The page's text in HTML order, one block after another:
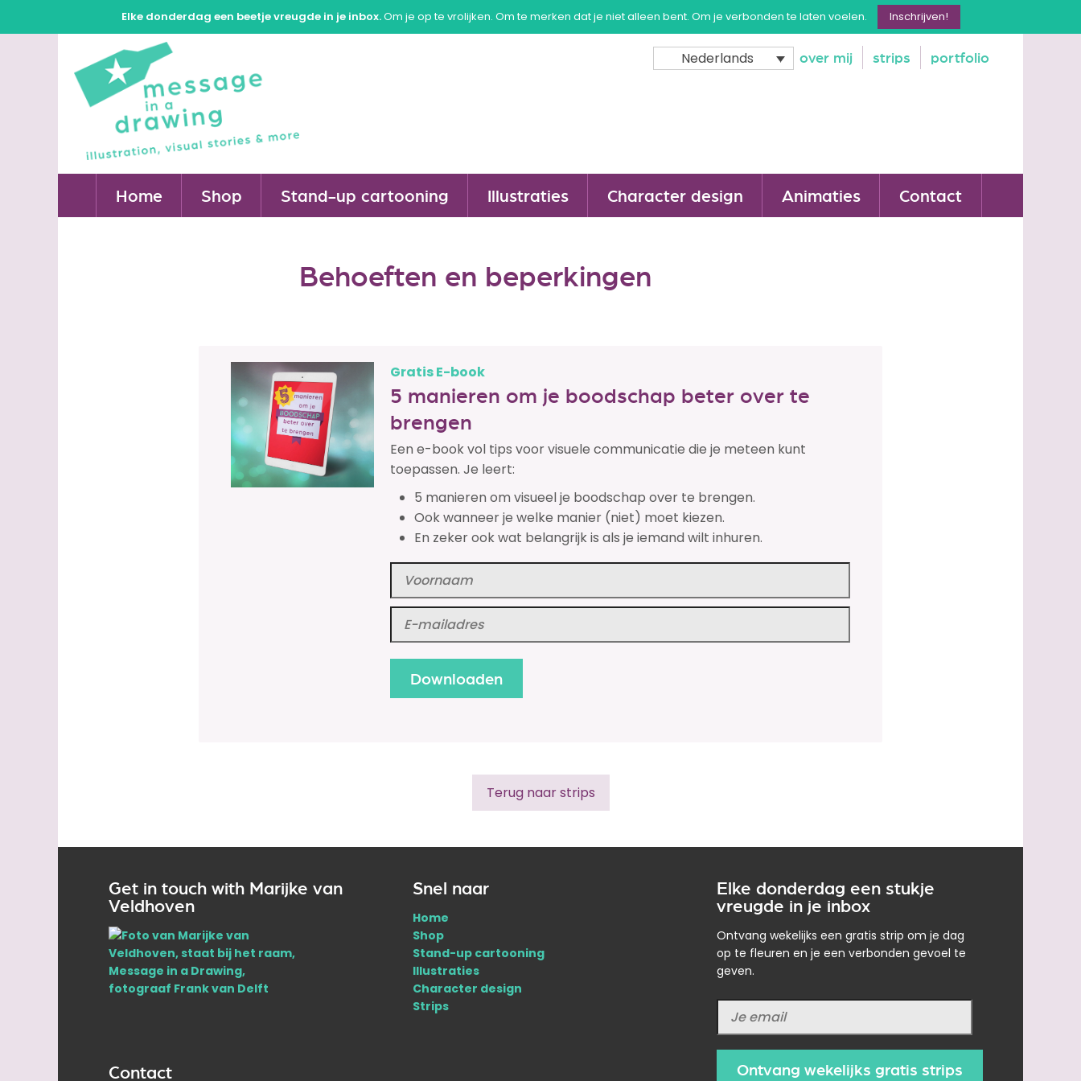
Elke donderdag een beetje vreugde in je inbox.Om je op te vrolijken. Om te merken dat je niet alleen bent. Om je verbonden te laten voelen. Inschrijven!
over mij strips portfolio
Nederlands
Home Shop Stand-up cartooning Illustraties Character design Animaties Contact
Behoeften en beperkingen
Gratis E-book
5 manieren om je boodschap beter over te
brengen
Een e-book vol tips voor visuele communicatie die je meteen kunt
toepassen. Je leert:
5 manieren om visueel je boodschap over te brengen.
Ook wanneer je welke manier (niet) moet kiezen.
En zeker ook wat belangrijk is als je iemand wilt inhuren.
Terug naar strips
Get in touch with Marijke van
Veldhoven
Contact
Snel naar
Home
Shop
Stand-up cartooning
Illustraties
Character design
Strips
Elke donderdag een stukje
vreugde in je inbox
Ontvang wekelijks een gratis strip om je dag
op te fleuren en je een verbonden gevoel te
geven.